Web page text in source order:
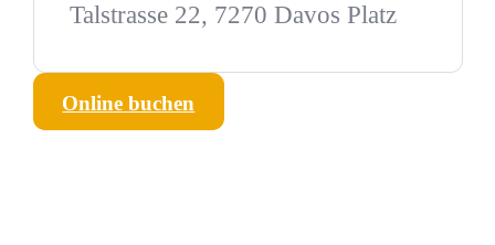
Talstrasse 22, 7270 Davos Platz
Online buchen